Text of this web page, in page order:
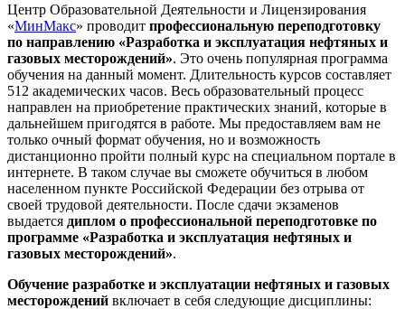
Центр Образовательной Деятельности и Лицензирования
«МинМакс» проводит профессиональную переподготовку
по направлению «Разработка и эксплуатация нефтяных и
газовых месторождений». Это очень популярная программа
обучения на данный момент. Длительность курсов составляет
512 академических часов. Весь образовательный процесс
направлен на приобретение практических знаний, которые в
дальнейшем пригодятся в работе. Мы предоставляем вам не
только очный формат обучения, но и возможность
дистанционно пройти полный курс на специальном портале в
интернете. В таком случае вы сможете обучиться в любом
населенном пункте Российской Федерации без отрыва от
своей трудовой деятельности. После сдачи экзаменов
выдается диплом о профессиональной переподготовке по
программе «Разработка и эксплуатация нефтяных и
газовых месторождений».
Обучение разработке и эксплуатации нефтяных и газовых
месторождений включает в себя следующие дисциплины: